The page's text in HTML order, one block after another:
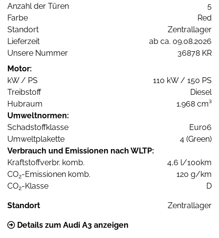
Anzahl der Türen
5
Farbe
Red
Standort
Zentrallager
Lieferzeit
ab ca. 09.08.2026
Unsere Nummer
36878 KR
Motor:
kW / PS
110 kW / 150 PS
Treibstoff
Diesel
Hubraum
1.968 cm³
Umweltnormen:
Schadstoffklasse
Euro6
Umweltplakette
4 (Green)
Verbrauch und Emissionen nach WLTP:
Kraftstoffverbr. komb.
4,6 l/100km
CO2-Emissionen komb.
120 g/km
CO2-Klasse D
Standort Zentrallager
Details zum Audi A3 anzeigen